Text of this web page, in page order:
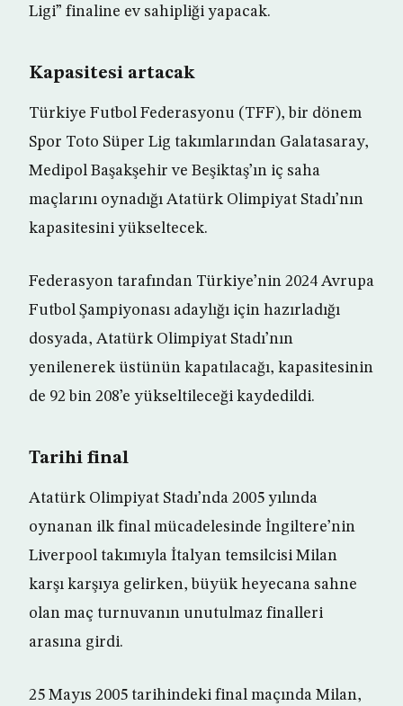
Ligi” finaline ev sahipliği yapacak.
Kapasitesi artacak
Türkiye Futbol Federasyonu (TFF), bir dönem
Spor Toto Süper Lig takımlarından Galatasaray,
Medipol Başakşehir ve Beşiktaş’ın iç saha
maçlarını oynadığı Atatürk Olimpiyat Stadı’nın
kapasitesini yükseltecek.
Federasyon tarafından Türkiye’nin 2024 Avrupa
Futbol Şampiyonası adaylığı için hazırladığı
dosyada, Atatürk Olimpiyat Stadı’nın
yenilenerek üstünün kapatılacağı, kapasitesinin
de 92 bin 208’e yükseltileceği kaydedildi.
Tarihi final
Atatürk Olimpiyat Stadı’nda 2005 yılında
oynanan ilk final mücadelesinde İngiltere’nin
Liverpool takımıyla İtalyan temsilcisi Milan
karşı karşıya gelirken, büyük heyecana sahne
olan maç turnuvanın unutulmaz finalleri
arasına girdi.
25 Mayıs 2005 tarihindeki final maçında Milan,